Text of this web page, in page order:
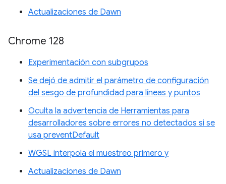
Actualizaciones de Dawn
Chrome 128
Experimentación con subgrupos
Se dejó de admitir el parámetro de configuración
del sesgo de profundidad para líneas y puntos
Oculta la advertencia de Herramientas para
desarrolladores sobre errores no detectados si se
usa preventDefault
WGSL interpola el muestreo primero y
Actualizaciones de Dawn